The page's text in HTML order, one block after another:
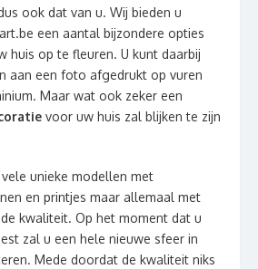
ook dat van u. Wij bieden u
een aantal bijzondere opties
huis op te fleuren. U kunt daarbij
aan een foto afgedrukt op vuren
Maar wat ook zeker een
voor uw huis zal blijken te zijn
unieke modellen met
en printjes maar allemaal met
kwaliteit. Op het moment dat u
zal u een hele nieuwe sfeer in
Mede doordat de kwaliteit niks